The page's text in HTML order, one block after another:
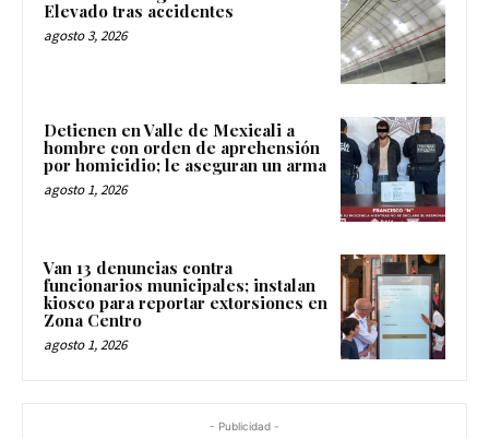
Elevado tras accidentes
agosto 3, 2026
Detienen en Valle de Mexicali a
hombre con orden de aprehensión
por homicidio; le aseguran un arma
agosto 1, 2026
Van 13 denuncias contra
funcionarios municipales; instalan
kiosco para reportar extorsiones en
Zona Centro
agosto 1, 2026
- Publicidad -